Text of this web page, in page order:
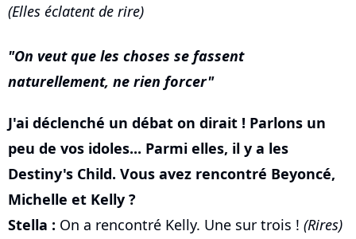
(Elles éclatent de rire)
On veut que les choses se fassent
naturellement, ne rien forcer
J'ai déclenché un débat on dirait ! Parlons un
peu de vos idoles... Parmi elles, il y a les
Destiny's Child. Vous avez rencontré Beyoncé,
Michelle et Kelly ?
Stella : On a rencontré Kelly. Une sur trois ! (Rires)